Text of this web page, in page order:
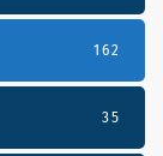
162
35